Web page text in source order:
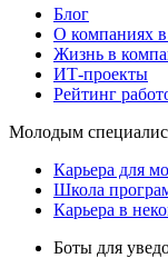
Блог
О компаниях
Жизнь в
ИТ-проекты
Рейтинг
Молодым
Карьера для
Школа
Карьера в
Боты для